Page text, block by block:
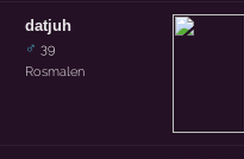
datjuh
♂ 39
Rosmalen